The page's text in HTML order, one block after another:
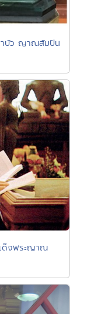
าบัว ญาณสัมปัน
ด็จพระญาณ